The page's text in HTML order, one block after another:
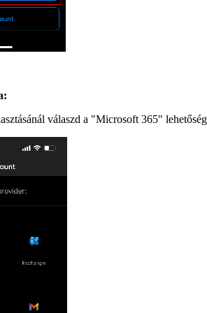
válaszd a "Microsoft 365"